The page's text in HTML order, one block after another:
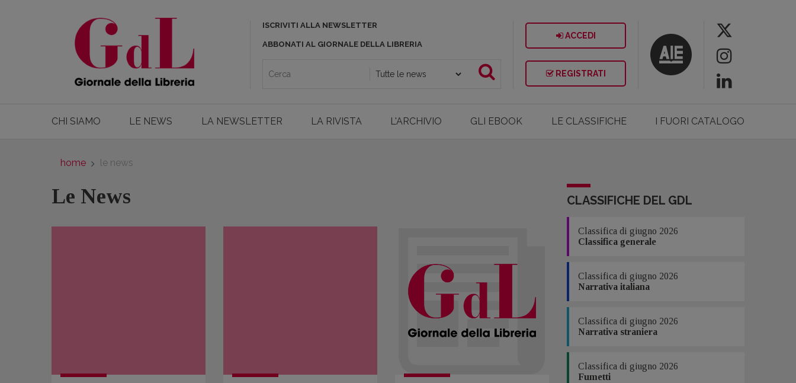
ISCRIVITI ALLA NEWSLETTER
ABBONATI AL GIORNALE DELLA LIBRERIA
ACCEDI
REGISTRATI
CHI SIAMO LE NEWS LA NEWSLETTER LA RIVISTA L'ARCHIVIO GLI EBOOK LE CLASSIFICHE I FUORI CATALOGO
home le news
Le News CLASSIFICHE DEL GDL
Classifica di giugno 2026
Classifica generale
Classifica di giugno 2026
Narrativa italiana
Classifica di giugno 2026
Narrativa straniera
Classifica di giugno 2026
Fumetti